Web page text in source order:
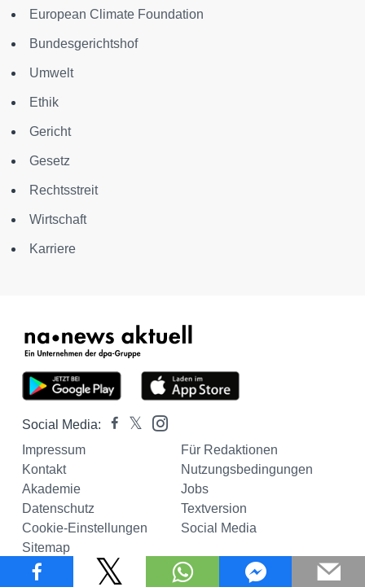
European Climate Foundation
Bundesgerichtshof
Umwelt
Ethik
Gericht
Gesetz
Rechtsstreit
Wirtschaft
Karriere
Social Media:
Impressum
Für Redaktionen
Kontakt
Nutzungsbedingungen
Akademie
Jobs
Datenschutz
Textversion
Cookie-Einstellungen
Social Media
Sitemap